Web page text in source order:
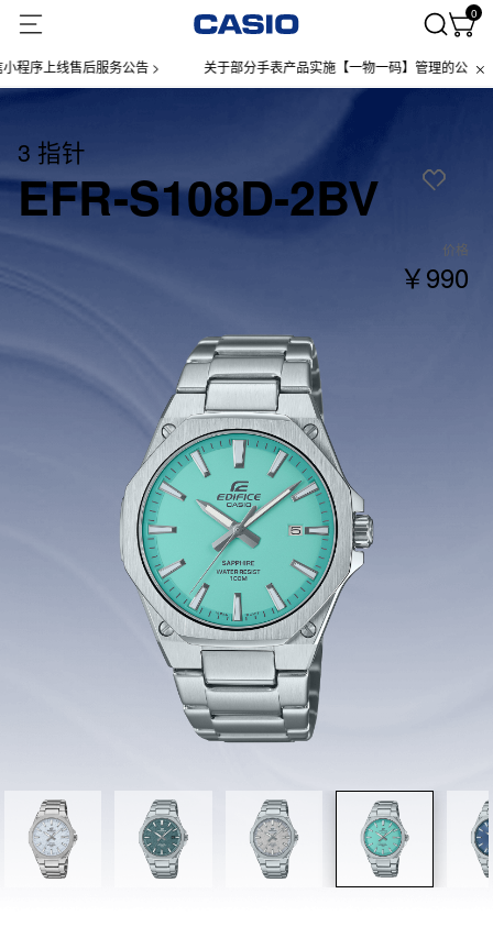
0
线售后服务公告 > 关于部分手表产品实施【一物一码】管理的公告 >
3 指针
EFR-S108D-2BV
价格
￥990